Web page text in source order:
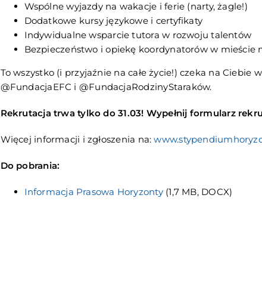
Wspólne wyjazdy na wakacje i ferie (narty, żagle!)
Dodatkowe kursy językowe i certyfikaty
Indywidualne wsparcie tutora w rozwoju talentów
Bezpieczeństwo i opiekę koordynatorów w mieście
To wszystko (i przyjaźnie na całe życie!) czeka na
@FundacjaEFC i @FundacjaRodzinyStaraków.
Rekrutacja trwa tylko do 31.03! Wypełnij formularz
Więcej informacji i zgłoszenia na:
Do pobrania:
Informacja Prasowa Horyzonty(1,7 MB, DOCX)